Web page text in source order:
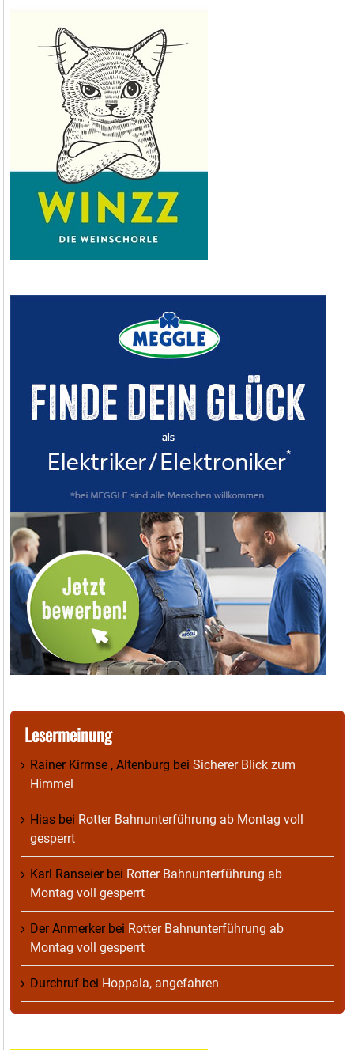
Lesermeinung
Rainer Kirmse , Altenburg bei Sicherer Blick zum
Himmel
Hias bei Rotter Bahnunterführung ab Montag voll
gesperrt
Karl Ranseierbei Rotter Bahnunterführung ab
Montag voll gesperrt
Der Anmerkerbei Rotter Bahnunterführung ab
Montag voll gesperrt
Durchruf bei Hoppala, angefahren